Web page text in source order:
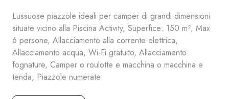
Lussuose piazzole ideali per camper di grandi dimensioni
situate vicino alla Piscina Activity, Superfice: 150 m², Max
6 persone, Allacciamento alla corrente elettrica,
Allacciamento acqua, Wi-Fi gratuito, Allacciamento
fognature, Camper o roulotte e macchina o macchina e
tenda, Piazzole numerate